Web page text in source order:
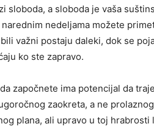
sloboda, a sloboda je vaša
narednim nedeljama možete
važni postaju daleki, dok se
ko ste zapravo.
započnete ima potencijal da
zaokreta, a ne
plana, ali upravo u toj hrabrosti